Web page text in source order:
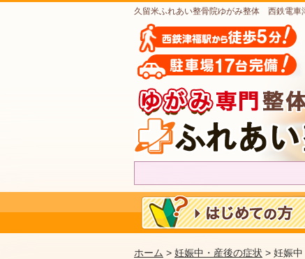
久留米ふれあい整骨院ゆがみ整体 西鉄電
ホーム > 妊娠中・産後の症状 > 妊娠